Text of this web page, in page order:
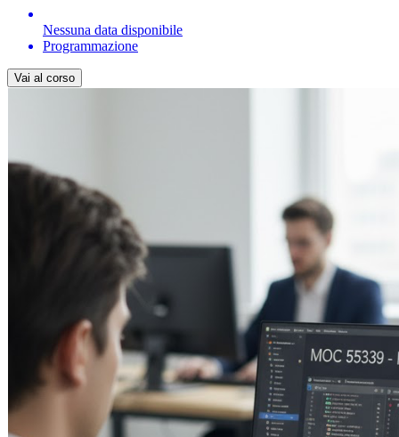
Nessuna data disponibile
Programmazione
Vai al corso